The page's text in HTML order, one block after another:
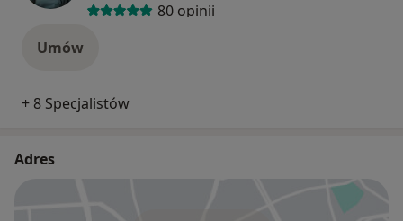
80 opinii
Umów
+ 8 Specjalistów
Adres